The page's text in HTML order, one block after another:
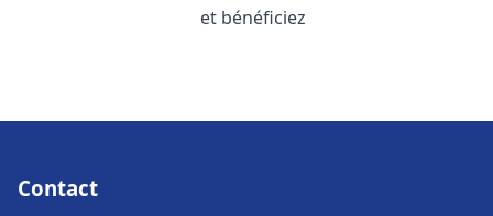
et bénéficiez
Contact